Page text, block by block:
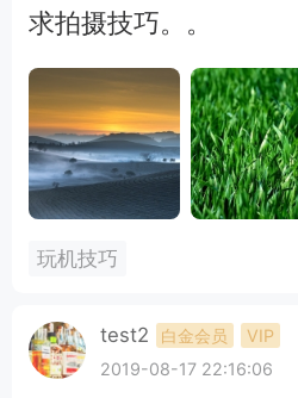
求拍摄技巧。。
玩机技巧
test2 白金会员
VIP
2019-08-17 22:16:06